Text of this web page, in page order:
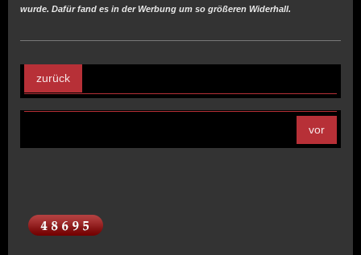
wurde. Dafür fand es in der Werbung um so größeren Widerhall.
zurück
vor